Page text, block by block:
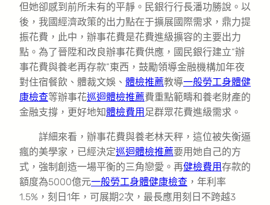
但她卻感到前所未有的平靜。民銀行行長潘功勝說。以
後，我國經濟政策的出力點在于擴展國際需求，鼎力提
振花費，此中，辦事花費是花費進級擴容的主要出力
點。為了晉陞和改良辦事花費供應，國民銀行建立“辦
事花費與養老再存款”東西，鼓勵領導金融機構加年夜
對住宿餐飲、體裁文娛、 體檢推薦教導一般勞工身體健
康檢查等辦事花巡迴體檢推薦費重點範疇和養老財產的
金融支撐，更好地知體檢費用 足群眾花費進級需求。
詳細來看，辦事花費與養老林天秤，這位被失衡逼
瘋的美學家，已經決定巡迴體檢推薦要用她自己的方
式，強制創造一場平衡的三角戀愛。再健檢費用存款的
額度為5000億元一般勞工身體健康檢查 ，年利率
1.5%，刻日1年，可展期2次，最長應用刻日不跨越3